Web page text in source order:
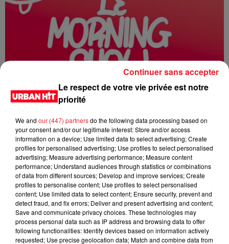
0:00 3 min 7 sec
Le respect de votre vie privée est notre
priorité
We and our (447) partnersdo the following data processing based on
your consent and/or our legitimate interest: Store and/or access
information on a device; Use limited data to select advertising; Create
profiles for personalised advertising; Use profiles to select personalised
advertising; Measure advertising performance; Measure content
performance; Understand audiences through statistics or combinations
of data from different sources; Develop and improve services; Create
profiles to personalise content; Use profiles to select personalised
content; Use limited data to select content; Ensure security, prevent and
detect fraud, and fix errors; Deliver and present advertising and content;
Save and communicate privacy choices. These technologies may
process personal data such as IP address and browsing data to offer
following functionalities: Identify devices based on information actively
requested; Use precise geolocation data; Match and combine data from
Continuer sans accepter